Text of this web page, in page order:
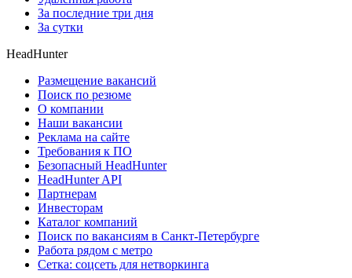
За последние три дня
За сутки
HeadHunter
Размещение вакансий
Поиск по резюме
О компании
Наши вакансии
Реклама на сайте
Требования к ПО
Безопасный HeadHunter
HeadHunter API
Партнерам
Инвесторам
Каталог компаний
Поиск по вакансиям в Санкт-Петербурге
Работа рядом с метро
Сетка: соцсеть для нетворкинга